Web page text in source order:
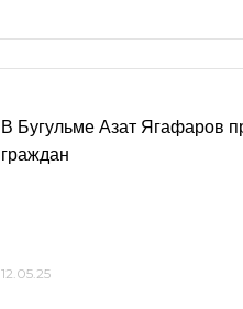
В Бугульме Азат Ягафаров
граждан
12.05.25